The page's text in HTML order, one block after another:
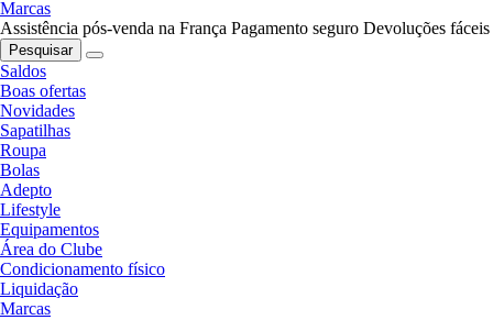
Marcas
Assistência pós-venda na França Pagamento seguro Devoluções fáceis
Pesquisar
Saldos
Boas ofertas
Novidades
Sapatilhas
Roupa
Bolas
Adepto
Lifestyle
Equipamentos
Área do Clube
Condicionamento físico
Liquidação
Marcas